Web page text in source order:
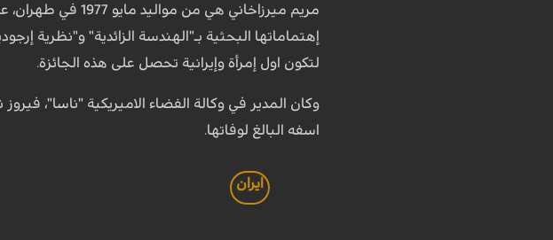
لتكون اول إمرأة وإيرانية تحصل على هذه الجائزة.
وكان المدير في وكالة الفضاء الاميريكية "ناسا"،
اسفه البالغ لوفاتها.
ايران